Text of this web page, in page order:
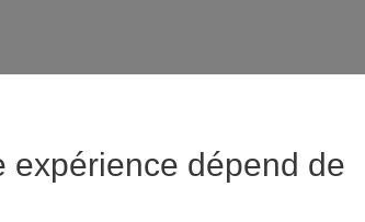
expérience dépend de